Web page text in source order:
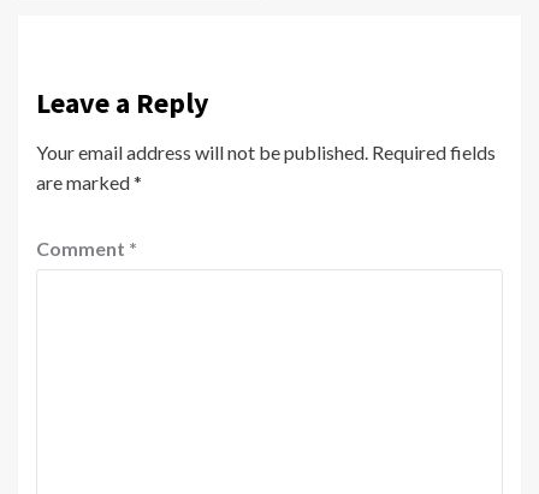
Leave a Reply
Your email address will not be published. Required fields
are marked*
Comment *